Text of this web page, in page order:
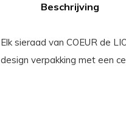
Beschrijving
Elk sieraad van COEUR de
design verpakking met een